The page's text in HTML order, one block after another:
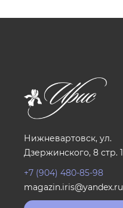
Нижневартовск, ул.
Дзержинского, 8 стр. 1
+7 (904) 480-85-98
magazin.iris@yandex.ru